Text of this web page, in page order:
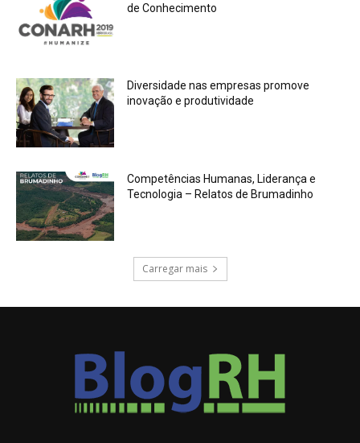
de Conhecimento
Diversidade nas empresas promove
inovação e produtividade
Competências Humanas, Liderança e
Tecnologia – Relatos de Brumadinho
Carregar mais